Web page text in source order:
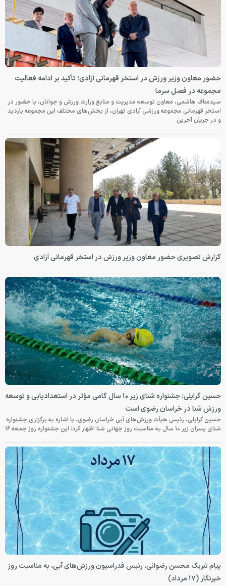
حضور معاون وزیر ورزش در استخر قهرمانی آزادی؛ تأکید بر ادامه فعالیت
مجموعه در فصل سرما
سیدمناف هاشمی، معاون توسعه مدیریت و منابع وزارت ورزش و جوانان، با حضور در
استخر قهرمانی مجموعه ورزشی آزادی تهران، از بخش‌های مختلف این مجموعه بازدید
و در جریان آخرین
گزارش تصویری حضور معاون وزیر ورزش در استخر قهرمانی آزادی
حسین گرایلی: جشنواره شنای زیر ۱۰ سال گامی مؤثر در استعدادیابی و توسعه
ورزش شنا در خراسان رضوی است
حسین گرایلی، رئیس هیأت ورزش‌های آبی خراسان رضوی، با اشاره به برگزاری جشنواره
شنای پسران زیر ۱۰ سال به مناسبت روز جهانی شنا اظهار کرد: این جشنواره روز جمعه‌ ۱۶
پیام تبریک محسن رضوانی، رئیس فدراسیون ورزش‌های آبی، به مناسبت روز
خبرنگار (۱۷ مرداد)